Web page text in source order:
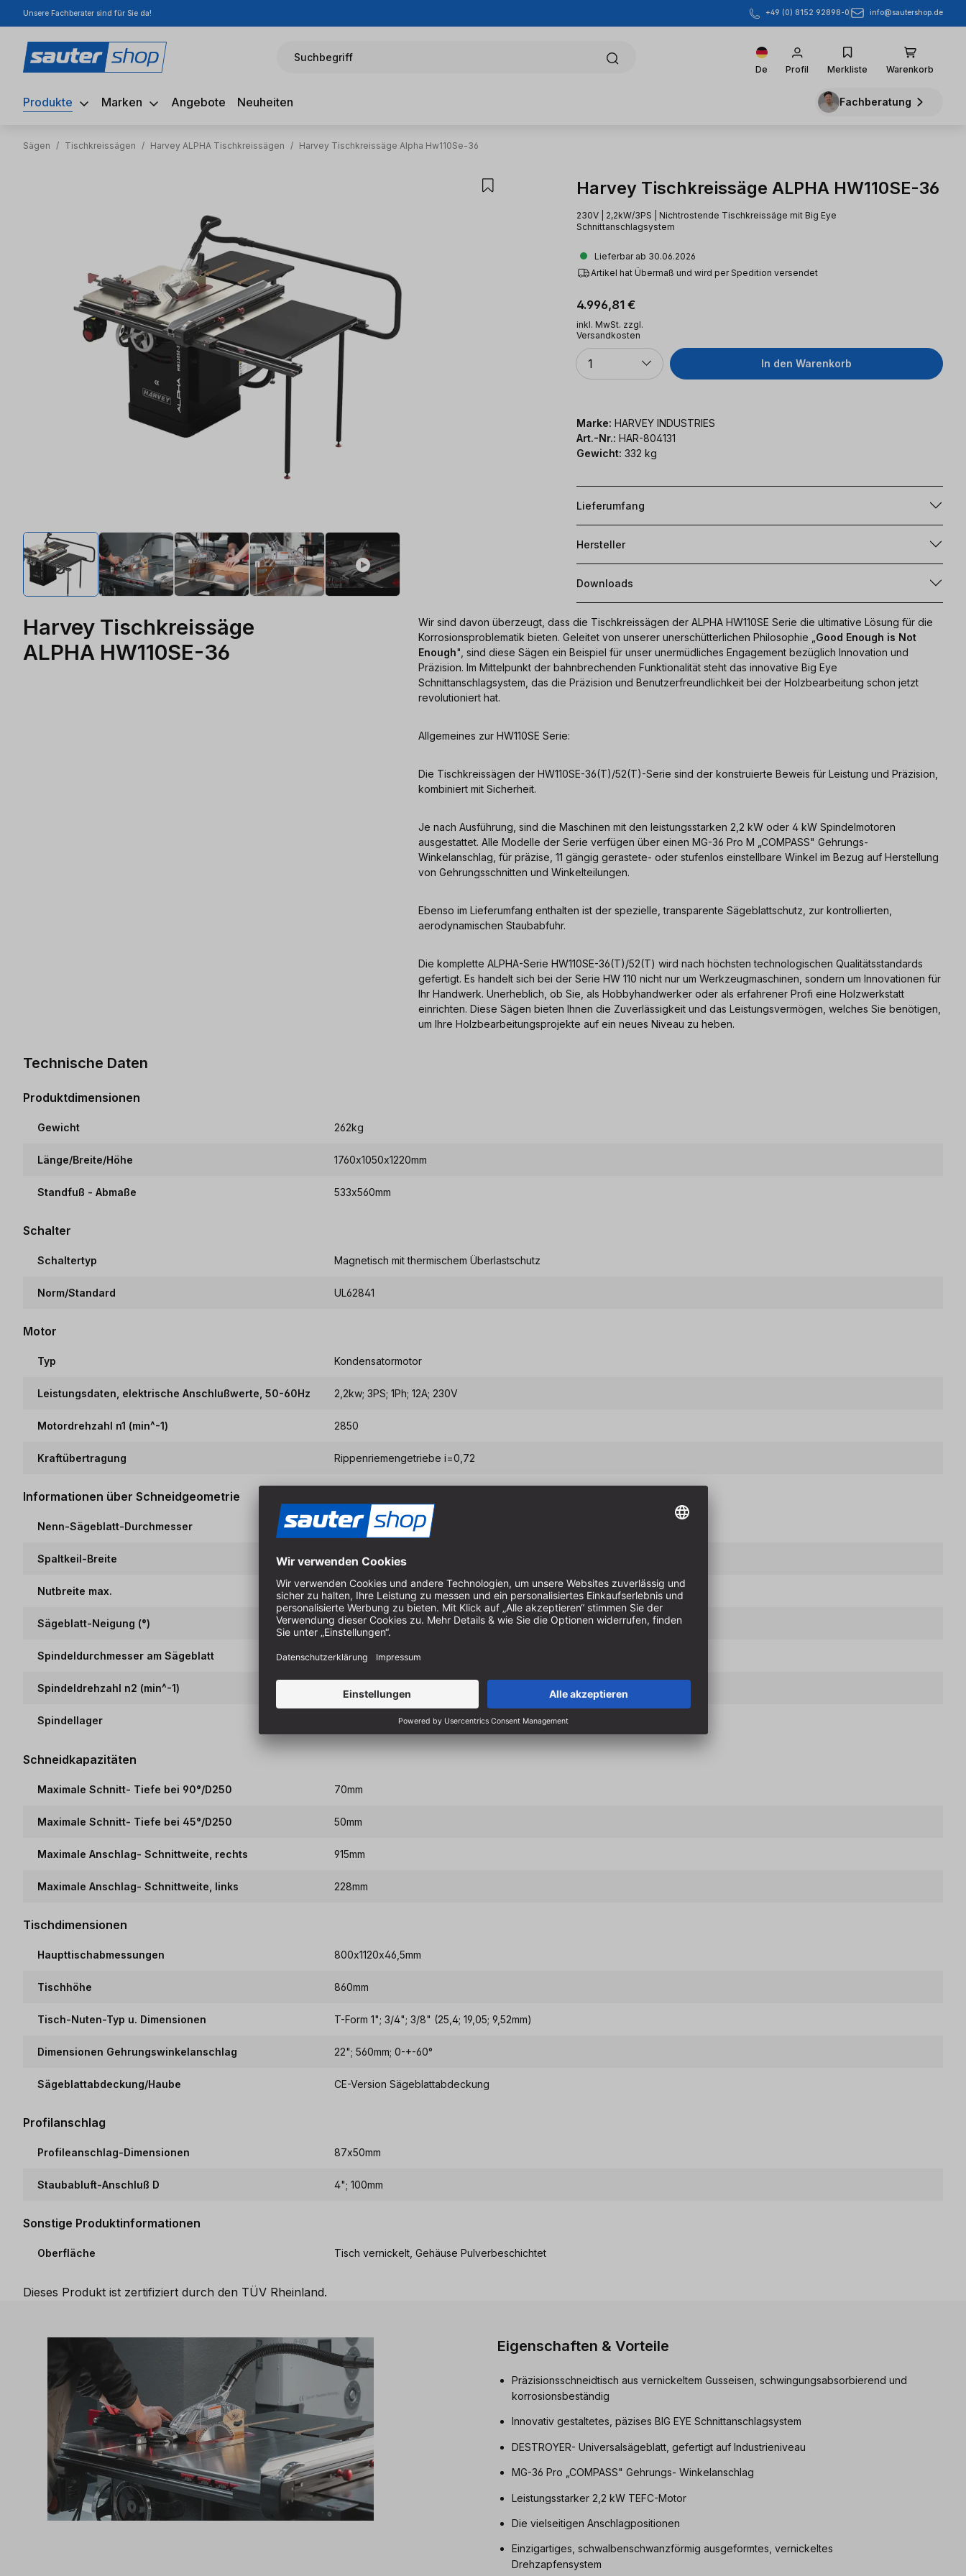
Hauptinhalt springen
Zur Suche springen
Zur Hauptnavigation springen
Unsere Fachberater sind für Sie da! +49 (0) 8152 92898-0 info@sautershop.de
Suchbegriff
De Profil Merkliste Warenkorb
Produkte Marken Angebote Neuheiten Fachberatung
Sägen / Tischkreissägen / Harvey ALPHA Tischkreissägen / Harvey Tischkreissäge Alpha Hw110Se-36
Harvey Tischkreissäge ALPHA HW110SE-36
230V | 2,2kW/3PS | Nichtrostende Tischkreissäge mit Big Eye
Schnittanschlagsystem
Lieferbar ab 30.06.2026
Artikel hat Übermaß und wird per Spedition versendet
Regulärer Preis:
4.996,81 €
inkl. MwSt. zzgl.
Versandkosten
Anzahl
1 In den Warenkorb
Marke: HARVEY INDUSTRIES
Art.-Nr.: HAR-804131
Gewicht: 332 kg
Lieferumfang
Hersteller
Downloads
Harvey Tischkreissäge
ALPHA HW110SE-36
Wir sind davon überzeugt, dass die Tischkreissägen der ALPHA HW110SE Serie die ultimative Lösung für die
Korrosionsproblematik bieten. Geleitet von unserer unerschütterlichen Philosophie „ Good Enough is Not
Enough", sind diese Sägen ein Beispiel für unser unermüdliches Engagement bezüglich Innovation und
Präzision. Im Mittelpunkt der bahnbrechenden Funktionalität steht das innovative Big Eye
Schnittanschlagsystem, das die Präzision und Benutzerfreundlichkeit bei der Holzbearbeitung schon jetzt
revolutioniert hat.
Allgemeines zur HW110SE Serie:
Die Tischkreissägen der HW110SE-36(T)/52(T)-Serie sind der konstruierte Beweis für Leistung und Präzision,
kombiniert mit Sicherheit.
Je nach Ausführung, sind die Maschinen mit den leistungsstarken 2,2 kW oder 4 kW Spindelmotoren
ausgestattet. Alle Modelle der Serie verfügen über einen MG-36 Pro M „COMPASS" Gehrungs-
Winkelanschlag, für präzise, 11 gängig gerastete- oder stufenlos einstellbare Winkel im Bezug auf Herstellung
von Gehrungsschnitten und Winkelteilungen.
Ebenso im Lieferumfang enthalten ist der spezielle, transparente Sägeblattschutz, zur kontrollierten,
aerodynamischen Staubabfuhr.
Die komplette ALPHA-Serie HW110SE-36(T)/52(T) wird nach höchsten technologischen Qualitätsstandards
gefertigt. Es handelt sich bei der Serie HW 110 nicht nur um Werkzeugmaschinen, sondern um Innovationen für
Ihr Handwerk. Unerheblich, ob Sie, als Hobbyhandwerker oder als erfahrener Profi eine Holzwerkstatt
einrichten. Diese Sägen bieten Ihnen die Zuverlässigkeit und das Leistungsvermögen, welches Sie benötigen,
um Ihre Holzbearbeitungsprojekte auf ein neues Niveau zu heben.
Technische Daten
Produktdimensionen
Gewicht 262kg
Länge/Breite/Höhe 1760x1050x1220mm
Standfuß - Abmaße 533x560mm
Schalter
Schaltertyp Magnetisch mit thermischem Überlastschutz
Norm/Standard UL62841
Motor
Typ Kondensatormotor
Leistungsdaten, elektrische Anschlußwerte, 50-60Hz 2,2kw; 3PS; 1Ph; 12A; 230V
Motordrehzahl n1 (min^-1) 2850
Kraftübertragung Rippenriemengetriebe i=0,72
Informationen über Schneidgeometrie
Nenn-Sägeblatt-Durchmesser D 250mm
Spaltkeil-Breite 2,5mm
Nutbreite max. 20,3mm
Sägeblatt-Neigung (°) 0,45°; nach links
Spindeldurchmesser am Sägeblatt D 30mm
Spindeldrehzahl n2 (min^-1) 4000
Spindellager 2RS, wartungsfrei, Lebensdauergeschmiert
Schneidkapazitäten
Maximale Schnitt- Tiefe bei 90°/D250 70mm
Maximale Schnitt- Tiefe bei 45°/D250 50mm
Maximale Anschlag- Schnittweite, rechts 915mm
Maximale Anschlag- Schnittweite, links 228mm
Tischdimensionen
Haupttischabmessungen 800x1120x46,5mm
Tischhöhe 860mm
Tisch-Nuten-Typ u. Dimensionen T-Form 1"; 3/4"; 3/8" (25,4; 19,05; 9,52mm)
Dimensionen Gehrungswinkelanschlag 22"; 560mm; 0-+-60°
Sägeblattabdeckung/Haube CE-Version Sägeblattabdeckung
Profilanschlag
Profileanschlag-Dimensionen 87x50mm
Staubabluft-Anschluß D 4"; 100mm
Sonstige Produktinformationen
Oberfläche Tisch vernickelt, Gehäuse Pulverbeschichtet
Dieses Produkt ist zertifiziert durch den TÜV Rheinland.
Eigenschaften & Vorteile
Präzisionsschneidtisch aus vernickeltem Gusseisen, schwingungsabsorbierend und
korrosionsbeständig
Innovativ gestaltetes, päzises BIG EYE Schnittanschlagsystem
DESTROYER- Universalsägeblatt, gefertigt auf Industrieniveau
MG-36 Pro „COMPASS" Gehrungs- Winkelanschlag
Leistungsstarker 2,2 kW TEFC-Motor
Die vielseitigen Anschlagpositionen
Einzigartiges, schwalbenschwanzförmig ausgeformtes, vernickeltes
Drehzapfensystem